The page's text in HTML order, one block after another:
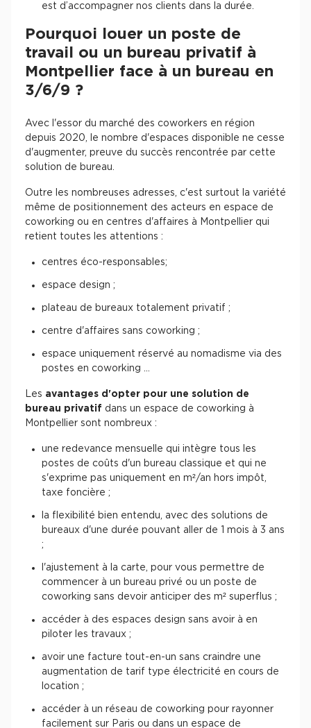
est d’accompagner nos clients dans la durée.
Pourquoi louer un poste de
travail ou un bureau privatif à
Montpellier face à un bureau en
3/6/9 ?
Avec l'essor du marché des coworkers en région
depuis 2020, le nombre d'espaces disponible ne cesse
d'augmenter, preuve du succès rencontrée par cette
solution de bureau.
Outre les nombreuses adresses, c'est surtout la variété
même de positionnement des acteurs en espace de
coworking ou en centres d'affaires à Montpellier qui
retient toutes les attentions :
centres éco-responsables;
espace design ;
plateau de bureaux totalement privatif ;
centre d'affaires sans coworking ;
espace uniquement réservé au nomadisme via des
postes en coworking ...
Les avantages d'opter pour une solution de
bureau privatif dans un espace de coworking à
Montpellier sont nombreux :
une redevance mensuelle qui intègre tous les
postes de coûts d'un bureau classique et qui ne
s'exprime pas uniquement en m²/an hors impôt,
taxe foncière ;
la flexibilité bien entendu, avec des solutions de
bureaux d'une durée pouvant aller de 1 mois à 3 ans
;
l'ajustement à la carte, pour vous permettre de
commencer à un bureau privé ou un poste de
coworking sans devoir anticiper des m² superflus ;
accéder à des espaces design sans avoir à en
piloter les travaux ;
avoir une facture tout-en-un sans craindre une
augmentation de tarif type électricité en cours de
location ;
accéder à un réseau de coworking pour rayonner
facilement sur Paris ou dans un espace de